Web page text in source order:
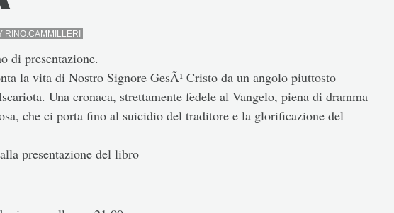
RINO.CAMMILLERI
di presentazione.
la vita di Nostro Signore GesÃ¹ Cristo da un angolo piuttosto
Una cronaca, strettamente fedele al Vangelo, piena di dramma
che ci porta fino al suicidio del traditore e la glorificazione del
presentazione del libro